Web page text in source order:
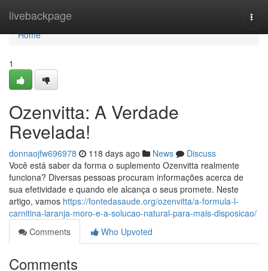
livebackpage
Home
Home
1
Ozenvitta: A Verdade
Revelada!
donnaojfw696978 118 days ago News
Discuss
Você está saber da forma o suplemento Ozenvitta realmente
funciona? Diversas pessoas procuram informações acerca de
sua efetividade e quando ele alcança o seus promete. Neste
artigo, vamos https://fontedasaude.org/ozenvitta/a-formula-l-
carnitina-laranja-moro-e-a-solucao-natural-para-mais-disposicao/
Comments
Who Upvoted
Comments